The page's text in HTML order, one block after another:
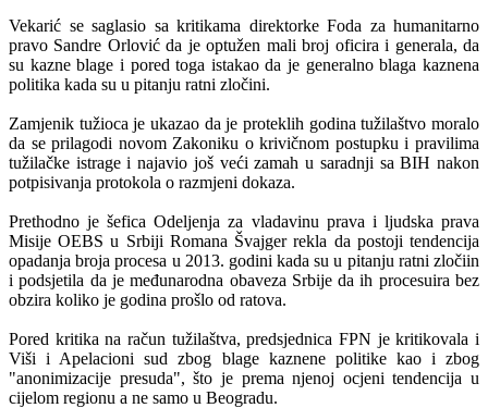
Vekarić se saglasio sa kritikama direktorke Foda za humanitarno
pravo Sandre Orlović da je optužen mali broj oficira i generala, da
su kazne blage i pored toga istakao da je generalno blaga kaznena
politika kada su u pitanju ratni zločini.
Zamjenik tužioca je ukazao da je proteklih godina tužilaštvo moralo
da se prilagodi novom Zakoniku o krivičnom postupku i pravilima
tužilačke istrage i najavio još veći zamah u saradnji sa BIH nakon
potpisivanja protokola o razmjeni dokaza.
Prethodno je šefica Odeljenja za vladavinu prava i ljudska prava
Misije OEBS u Srbiji Romana Švajger rekla da postoji tendencija
opadanja broja procesa u 2013. godini kada su u pitanju ratni zločiin
i podsjetila da je međunarodna obaveza Srbije da ih procesuira bez
obzira koliko je godina prošlo od ratova.
Pored kritika na račun tužilaštva, predsjednica FPN je kritikovala i
Viši i Apelacioni sud zbog blage kaznene politike kao i zbog
"anonimizacije presuda", što je prema njenoj ocjeni tendencija u
cijelom regionu a ne samo u Beogradu.